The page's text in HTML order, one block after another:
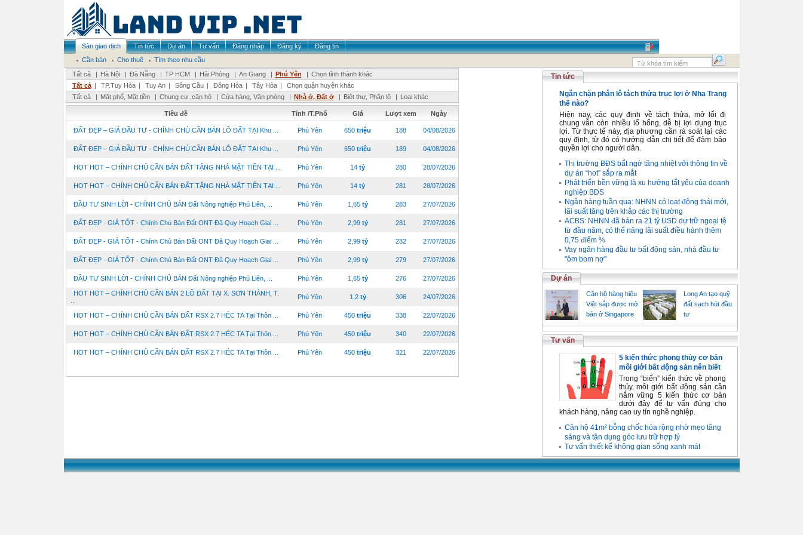
Sàn giao dịch Tin tức Dự án Tư vấn Đăng nhập Đăng ký
Đăng tin
Cần bán
Cho thuê
Tìm theo nhu cầu
Tất cả
| Hà Nội | Đà Nẵng | TP HCM | Hải Phòng | An Giang | Phú Yên | Chọn tỉnh thành khác
Tất cả | TP.Tuy Hòa | Tuy An | Sông Cầu | Đông Hòa | Tây Hòa |
Chọn quận huyện khác
Tất cả
| Mặt phố, Mặt tiền | Chung cư ,căn hộ | Cửa hàng, Văn phòng | Nhà ở, Đất ở | Biệt thự, Phân lô | Loại khác
Tiêu đề Tỉnh /T.Phố Giá Lượt xem Ngày
ĐẤT ĐẸP – GIÁ ĐẦU TƯ - CHÍNH CHỦ CẦN BÁN LÔ ĐẤT TẠI Khu ... Phú Yên 650 triệu 188 04/08/2026
ĐẤT ĐẸP – GIÁ ĐẦU TƯ - CHÍNH CHỦ CẦN BÁN LÔ ĐẤT TẠI Khu ... Phú Yên 650 triệu 189 04/08/2026
HOT HOT – CHÍNH CHỦ CẦN BÁN ĐẤT TẶNG NHÀ MẶT TIỀN TẠI ... Phú Yên 14 tỷ 280 28/07/2026
HOT HOT – CHÍNH CHỦ CẦN BÁN ĐẤT TẶNG NHÀ MẶT TIỀN TẠI ... Phú Yên 14 tỷ 281 28/07/2026
ĐẦU TƯ SINH LỜI - CHÍNH CHỦ BÁN Đất Nông nghiệp Phú Liên, ... Phú Yên 1,65 tỷ 283 27/07/2026
ĐẤT ĐẸP - GIÁ TỐT - Chính Chủ Bán Đất ONT Đã Quy Hoạch Giai ... Phú Yên 2,99 tỷ 281 27/07/2026
ĐẤT ĐẸP - GIÁ TỐT - Chính Chủ Bán Đất ONT Đã Quy Hoạch Giai ... Phú Yên 2,99 tỷ 282 27/07/2026
ĐẤT ĐẸP - GIÁ TỐT - Chính Chủ Bán Đất ONT Đã Quy Hoạch Giai ... Phú Yên 2,99 tỷ 279 27/07/2026
ĐẦU TƯ SINH LỜI - CHÍNH CHỦ BÁN Đất Nông nghiệp Phú Liên, ... Phú Yên 1,65 tỷ 276 27/07/2026
HOT HOT – CHÍNH CHỦ CẦN BÁN 2 LÔ ĐẤT TẠI X. SƠN THÀNH, T.
Phú Yên 1,2 tỷ 306 24/07/2026
HOT HOT – CHÍNH CHỦ CẦN BÁN ĐẤT RSX 2.7 HÉC TA Tại Thôn ... Phú Yên 450 triệu 338 22/07/2026
HOT HOT – CHÍNH CHỦ CẦN BÁN ĐẤT RSX 2.7 HÉC TA Tại Thôn ... Phú Yên 450 triệu 340 22/07/2026
HOT HOT – CHÍNH CHỦ CẦN BÁN ĐẤT RSX 2.7 HÉC TA Tại Thôn ... Phú Yên 450 triệu 321 22/07/2026
Tin tức
Ngăn chặn phân lô tách thửa trục lợi ở Nha Trang
thế nào?
Hiện nay, các quy định về tách thửa, mở lối đi
chung vẫn còn nhiều lổ hổng, dễ bị lợi dụng trục
lợi. Từ thực tế này, địa phương cần rà soát lại các
quy định, từ đó có hướng dẫn chi tiết để đảm bảo
quyền lợi cho người dân.
Thị trường BĐS bất ngờ tăng nhiệt với thông tin về
dự án “hot” sắp ra mắt
Phát triển bền vững là xu hướng tất yếu của doanh
nghiệp BĐS
Ngân hàng tuần qua: NHNN có loạt động thái mới,
lãi suất tăng trên khắp các thị trường
ACBS: NHNN đã bán ra 21 tỷ USD dự trữ ngoại tệ
từ đầu năm, có thể nâng lãi suất điều hành thêm
0,75 điểm %
Vay ngân hàng đầu tư bất động sản, nhà đầu tư
"ôm bom nợ"
Dự án
Căn hộ hàng hiệu
Việt sắp được mở
bán ở Singapore
Long An tạo quỹ
đất sạch hút đầu
tư
Tư vấn
5 kiến thức phong thủy cơ bản
môi giới bất động sản nên biết
Trong “biển” kiến thức về phong
thủy, môi giới bất động sản cần
nắm vững 5 kiến thức cơ bản
dưới đây để tư vấn đúng cho
khách hàng, nâng cao uy tín nghề nghiệp.
Căn hộ 41m² bỗng chốc hóa rộng nhờ mẹo tăng
sáng và tận dụng góc lưu trữ hợp lý
Tư vấn thiết kế không gian sống xanh mát